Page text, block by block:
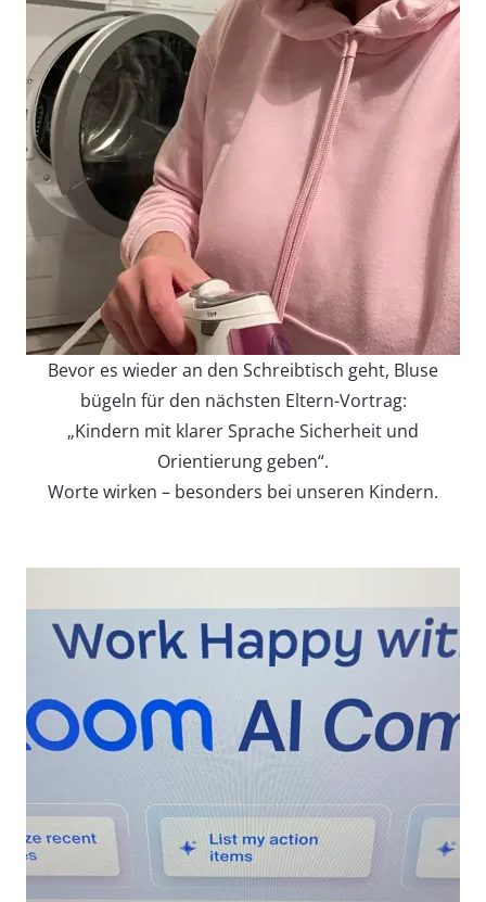
Bevor es wieder an den Schreibtisch geht, Bluse
bügeln für den nächsten Eltern-Vortrag:
„Kindern mit klarer Sprache Sicherheit und
Orientierung geben“.
Worte wirken – besonders bei unseren Kindern.